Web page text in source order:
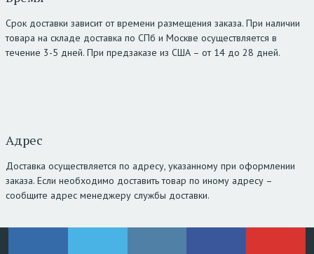
Срок доставки зависит от времени размещения заказа. При наличии
товара на складе доставка по СПб и Москве осуществляется в
течение 3-5 дней. При предзаказе из США – от 14 до 28 дней.
Адрес
Доставка осуществляется по адресу, указанному при оформлении
заказа. Если необходимо доставить товар по иному адресу –
сообщите адрес менеджеру службы доставки.